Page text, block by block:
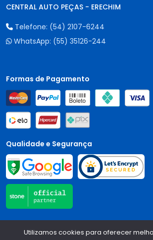
CENTRAL AUTO PEÇAS - ERECHIM
Telefone: (54) 2107-6244
WhatsApp: (55) 35126-244
Formas de Pagamento
Qualidade e Segurança
Central Auto Peças - CNPJ: 90.196.999/
Utilizamos cookies para oferecer